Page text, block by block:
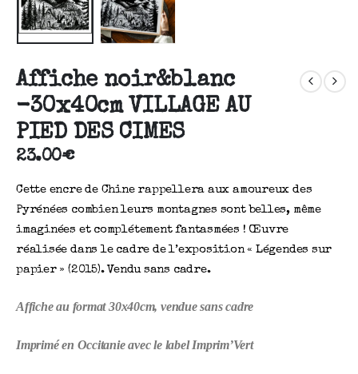
Affiche noir&blanc
-30x40cm VILLAGE AU
PIED DES CIMES
23.00€
Cette encre de Chine rappellera aux amoureux des
Pyrénées combien leurs montagnes sont belles, même
imaginées et complétement fantasmées ! Œuvre
réalisée dans le cadre de l’exposition « Légendes sur
papier » (2015). Vendu sans cadre.
Affiche au format 30x40cm, vendue sans cadre
Imprimé en Occitanie avec le label Imprim’Vert